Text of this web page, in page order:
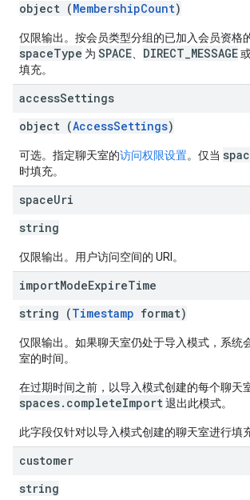
object (MembershipCount)
仅限输出。按会员类型分组的已加入会员资格
spaceType 为 SPACE DIRECT_MESSAGE
填充。
accessSettings
object (AccessSettings)
可选。指定聊天室的访问权限设置。仅当
时填充。
spaceUri
string
仅限输出。用户访问空间的 URI。
importModeExpireTime
string (Timestamp format)
仅限输出。如果聊天室仍处于导入模式，系统
室的时间。
在过期时间之前，以导入模式创建的每个聊天
spaces.completeImport退出此模式。
此字段仅针对以导入模式创建的聊天室进行填充
customer
string